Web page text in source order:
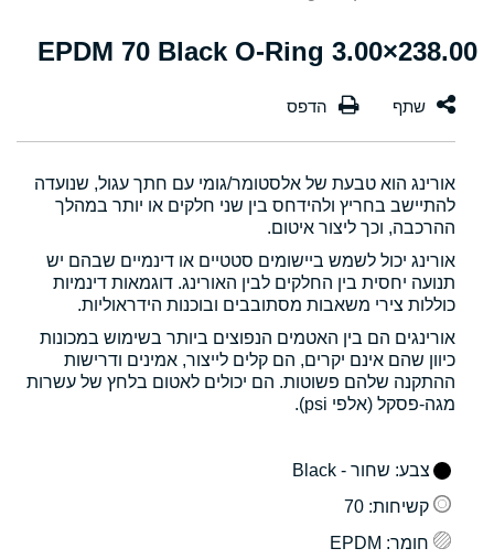
238.00×3.00 EPDM 70 Black O-Ring
אורינג הוא טבעת של אלסטומר/גומי עם חתך עגול, שנועדה
להתיישב בחריץ ולהידחס בין שני חלקים או יותר במהלך
ההרכבה, וכך ליצור איטום.
אורינג יכול לשמש ביישומים סטטיים או דינמיים שבהם יש
תנועה יחסית בין החלקים לבין האורינג. דוגמאות דינמיות
כוללות צירי משאבות מסתובבים ובוכנות הידראוליות.
אורינגים הם בין האטמים הנפוצים ביותר בשימוש במכונות
כיוון שהם אינם יקרים, הם קלים לייצור, אמינים ודרישות
ההתקנה שלהם פשוטות. הם יכולים לאטום בלחץ של עשרות
מגה-פסקל (אלפי psi).
צבע: שחור - Black
קשיחות: 70
חומר: EPDM